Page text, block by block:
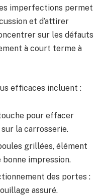
imperfections permet
et d’attirer
sur les défauts
à court terme à
efficaces incluent :
pour effacer
la carrosserie.
grillées, élément
impression.
des portes :
assuré.